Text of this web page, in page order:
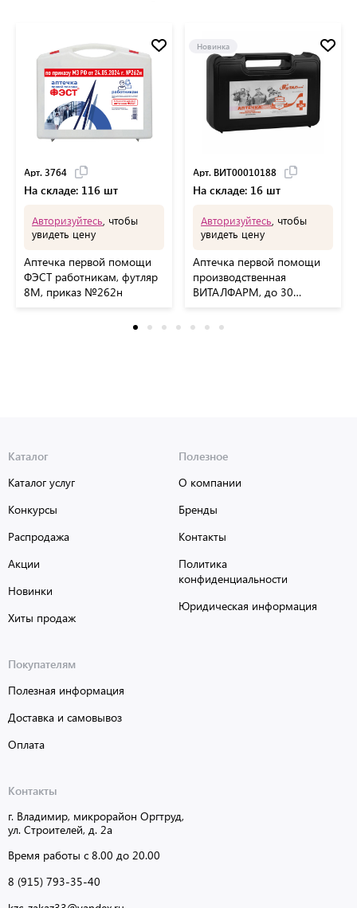
Арт. 3764
На складе: 116 шт
Авторизуйтесь , чтобы
увидеть цену
Аптечка первой помощи
ФЭСТ работникам, футляр
8М, приказ №262н
Новинка
Арт. ВИТ00010188
На складе: 16 шт
Авторизуйтесь , чтобы
увидеть цену
Аптечка первой помощи
производственная
ВИТАЛФАРМ, до 30
полистирол, ВИТ00010188
Каталог
Каталог услуг
Конкурсы
Распродажа
Акции
Новинки
Хиты продаж
Полезное
О компании
Бренды
Контакты
Политика
конфиденциальности
Юридическая информация
Покупателям
Полезная информация
Доставка и самовывоз
Оплата
Контакты
г. Владимир, микрорайон Оргтруд,
ул. Строителей, д. 2а
Время работы с 8.00 до 20.00
8 (915) 793-35-40